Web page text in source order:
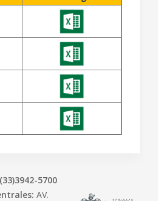
5700
AV.